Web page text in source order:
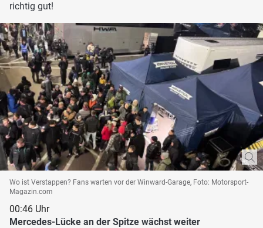
richtig gut!
Wo ist Verstappen? Fans warten vor der Winward-Garage, Foto: Motorsport-
Magazin.com
00:46 Uhr
Mercedes-Lücke an der Spitze wächst weiter